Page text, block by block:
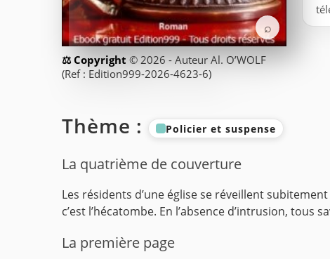
⌕
© 2026 - Auteur Al. O’WOLF
(Ref : Edition999-2026-4623-6)
Thème : Policier et suspense
La quatrième de couverture
Les résidents d’une église se réveillent
c’est l’hécatombe. En l’absence d’intrusion, tous
La première page